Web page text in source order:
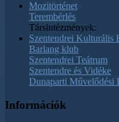
Mozitörténet
Terembérlés
Társintézmények:
Szentendrei Kulturális
Barlang klub
Szentendrei Teátrum
Szentendre és Vidéke
Dunaparti Művelődési
Információk